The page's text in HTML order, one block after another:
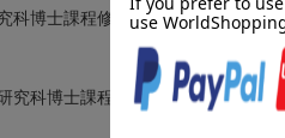
博士課程修了。専攻は日本近世
究科博士課程修了。博士（文学）